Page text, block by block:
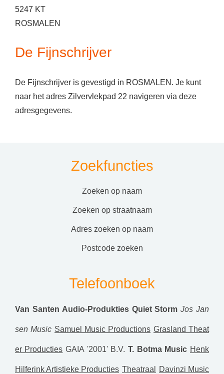
5247 KT
ROSMALEN
De Fijnschrijver
De Fijnschrijver is gevestigd in ROSMALEN. Je kunt
naar het adres Zilvervlekpad 22 navigeren via deze
adresgegevens.
Zoekfuncties
zoeken op naam
zoeken op straatnaam
adres zoeken op naam
postcode zoeken
Telefoonboek
Van Santen Audio-Produkties Quiet Storm Jos Jan
sen Music Samuel Music Productions Grasland Theat
er Producties GAIA '2001' B.V. T. Botma Music Henk
Hilferink Artistieke Producties Theatraal Davinzi Music